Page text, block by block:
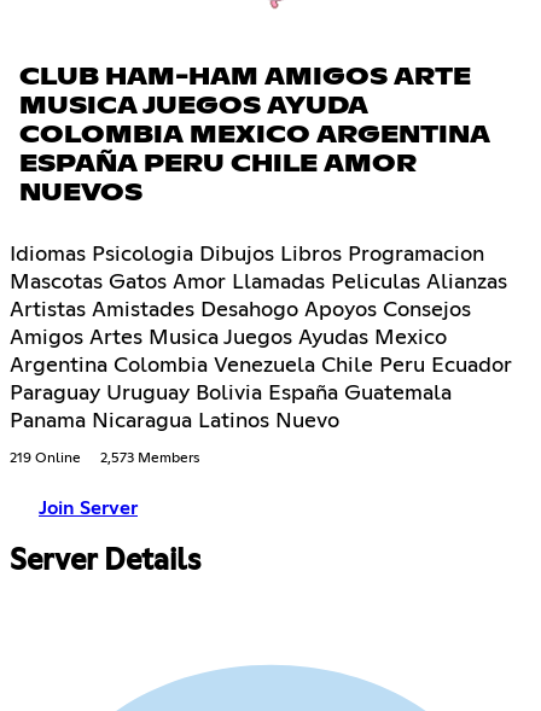
CLUB HAM-HAM AMIGOS ARTE
MUSICA JUEGOS AYUDA
COLOMBIA MEXICO ARGENTINA
ESPAÑA PERU CHILE AMOR
NUEVOS
Idiomas Psicologia Dibujos Libros Programacion
Mascotas Gatos Amor Llamadas Peliculas Alianzas
Artistas Amistades Desahogo Apoyos Consejos
Amigos Artes Musica Juegos Ayudas Mexico
Argentina Colombia Venezuela Chile Peru Ecuador
Paraguay Uruguay Bolivia España Guatemala
Panama Nicaragua Latinos Nuevo
219 Online 2,573 Members
Join Server
Server Details